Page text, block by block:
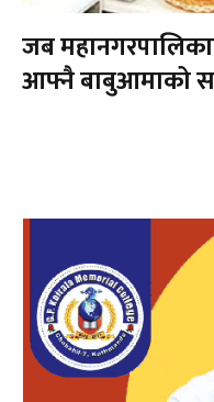
जब
आफ्नै बाबुआमाको